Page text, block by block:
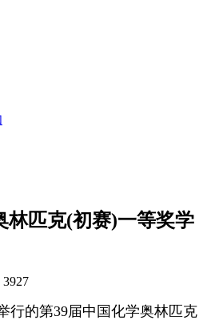
林匹克(初赛)一等奖学
3927
行的第39届中国化学奥林匹克